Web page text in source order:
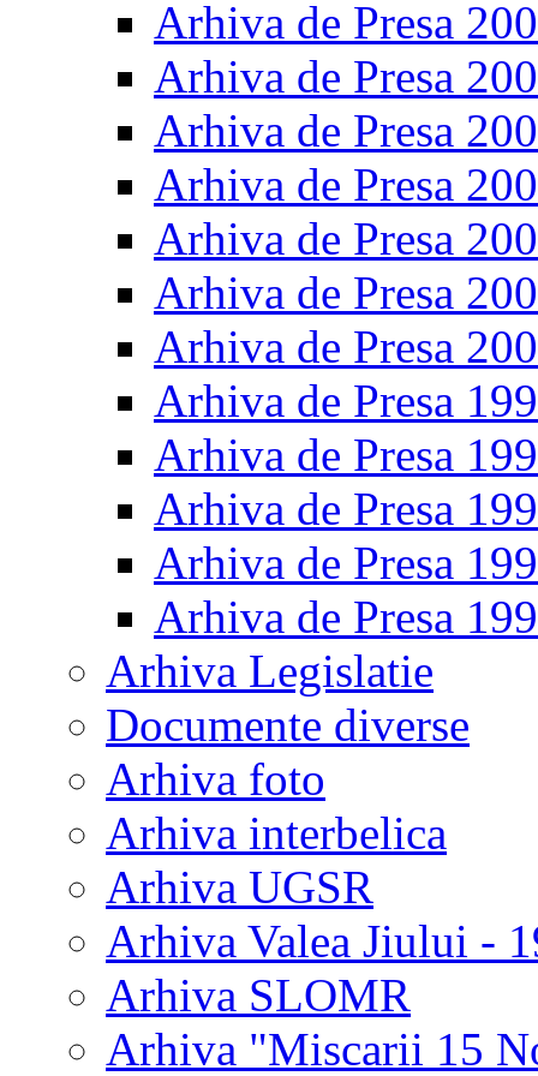
Arhiva de Presa
Arhiva de Presa
Arhiva de Presa
Arhiva de Presa
Arhiva de Presa
Arhiva de Presa
Arhiva de Presa
Arhiva de Presa
Arhiva de Presa
Arhiva de Presa
Arhiva de Presa
Arhiva de Presa
Arhiva Legislatie
Documente diverse
Arhiva foto
Arhiva interbelica
Arhiva UGSR
Arhiva Valea Jiului -
Arhiva SLOMR
Arhiva "Miscarii 15